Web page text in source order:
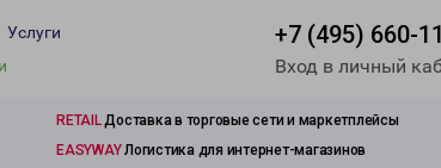
Услуги
+7 (495) 660-
Вход в личный
RETAILДоставка в торговые сети и маркетплейсы
EASYWAYЛогистика для интернет-магазинов